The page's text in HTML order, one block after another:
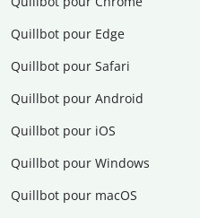
Quillbot pour Edge
Quillbot pour Safari
Quillbot pour Android
Quillbot pour iOS
Quillbot pour Windows
Quillbot pour macOS